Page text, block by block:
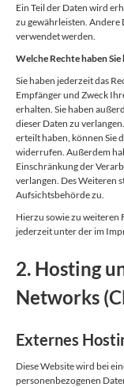
Ein Teil der Daten wird
zu gewährleisten.
verwendet werden.
Welche Rechte haben
Sie haben jederzeit das
Empfänger und Zweck
erhalten. Sie haben
dieser Daten zu
erteilt haben, können Sie
widerrufen. Außerdem
Einschränkung der
verlangen. Des Weiteren
Aufsichtsbehörde zu.
Hierzu sowie zu weiteren
jederzeit unter der im
2. Hosting
Networks
Externes
Diese Website wird bei
personenbezogenen